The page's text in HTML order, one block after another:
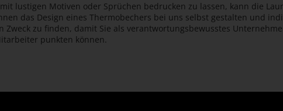
lustigen Motiven oder Sprüchen bedrucken zu lassen, kann die
das Design eines Thermobechers bei uns selbst gestalten und
Zweck zu finden, damit Sie als verantwortungsbewusstes
punkten können.